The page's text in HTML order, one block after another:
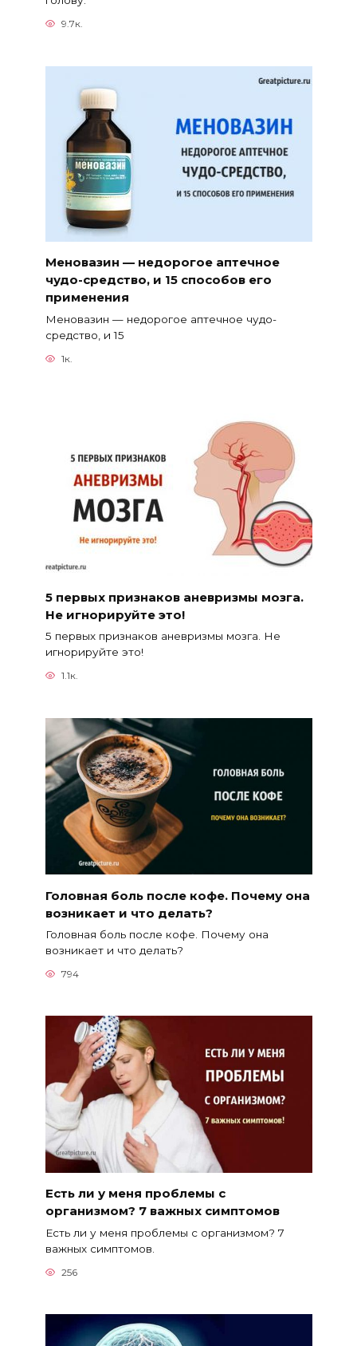
9.7к.
Меновазин — недорогое аптечное
чудо-средство, и 15 способов его
применения
Меновазин — недорогое аптечное чудо-
средство, и 15
1к.
5 первых признаков аневризмы мозга.
Не игнорируйте это!
5 первых признаков аневризмы мозга. Не
игнорируйте это!
1.1к.
Головная боль после кофе. Почему она
возникает и что делать?
Головная боль после кофе. Почему она
возникает и что делать?
794
Есть ли у меня проблемы с
организмом? 7 важных симптомов
Есть ли у меня проблемы с организмом? 7
важных симптомов.
256